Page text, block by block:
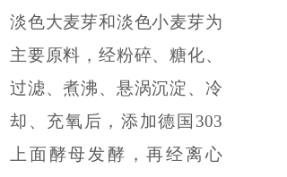
淡色大麦芽和淡色小麦芽为
主要原料，经粉碎、糖化、
过滤、煮沸、悬涡沉淀、冷
却、充氧后，添加德国303
上面酵母发酵，再经离心